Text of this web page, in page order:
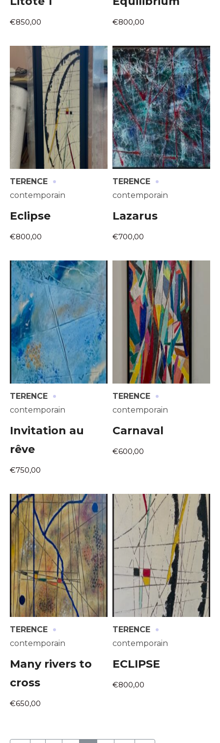
€850,00 €800,00
TERENCE ·
contemporain
Eclipse
€800,00
TERENCE ·
contemporain
Lazarus
€700,00
TERENCE ·
contemporain
Invitation au
rêve
€750,00
TERENCE ·
contemporain
Carnaval
€600,00
TERENCE ·
contemporain
Many rivers to
cross
€650,00
TERENCE ·
contemporain
ECLIPSE
€800,00